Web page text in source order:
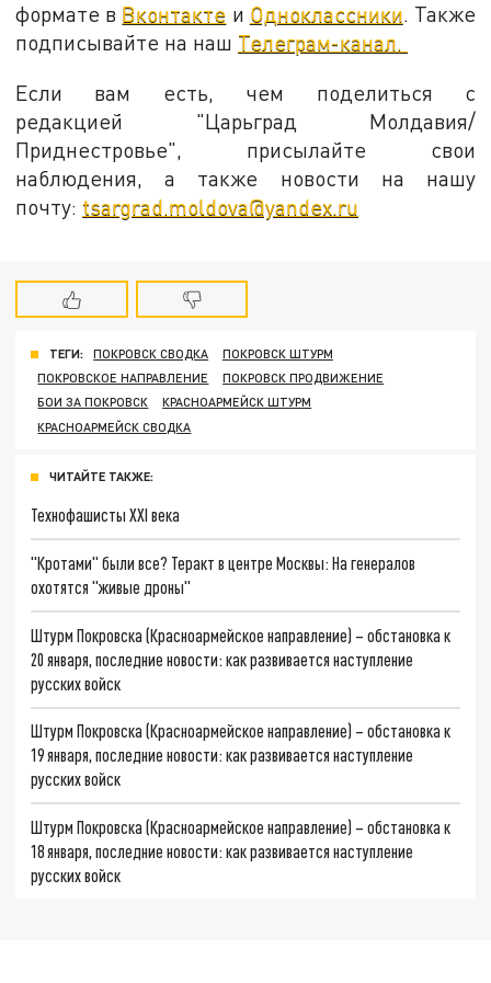
формате в Вконтакте и Одноклассники. Также
подписывайте на наш Телеграм-канал.
Если вам есть, чем поделиться с
редакцией "Царьград Молдавия/
Приднестровье", присылайте свои
наблюдения, а также новости на нашу
почту: tsargrad.moldova@yandex.ru
ТЕГИ: ПОКРОВСК СВОДКА
ПОКРОВСК ШТУРМ
ПОКРОВСКОЕ НАПРАВЛЕНИЕ
ПОКРОВСК ПРОДВИЖЕНИЕ
БОИ ЗА ПОКРОВСК
КРАСНОАРМЕЙСК ШТУРМ
КРАСНОАРМЕЙСК СВОДКА
ЧИТАЙТЕ ТАКЖЕ:
Технофашисты XXI века
"Кротами" были все? Теракт в центре Москвы: На генералов
охотятся "живые дроны"
Штурм Покровска (Красноармейское направление) – обстановка к
20 января, последние новости: как развивается наступление
русских войск
Штурм Покровска (Красноармейское направление) – обстановка к
19 января, последние новости: как развивается наступление
русских войск
Штурм Покровска (Красноармейское направление) – обстановка к
18 января, последние новости: как развивается наступление
русских войск